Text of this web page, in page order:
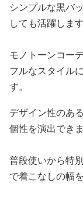
シンプルな黒バッ
しても活躍します
モノトーンコー
フルなスタイル
す。
デザイン性のあ
個性を演出できま
普段使いから特
で着こなしの幅